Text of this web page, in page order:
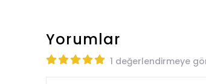
Yorumlar
1 değerlendirmeye